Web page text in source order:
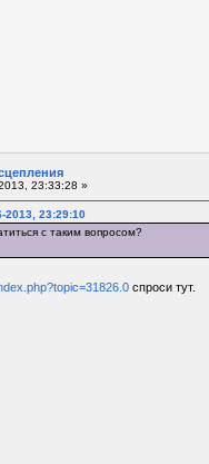
23:33:28 »
2013, 23:29:10
с таким вопросом?
спроси тут.